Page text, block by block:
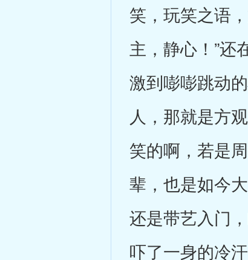
笑，玩笑之语
主，静心！”还
激到嘭嘭跳动
人，那就是方
笑的啊，若是
辈，也是如今
还是带艺入门
吓了一身的冷